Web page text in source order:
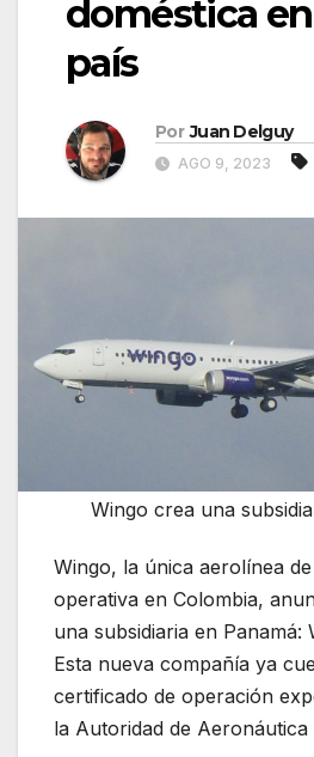
doméstica
país
Por Juan Delguy
AGO 9, 2023
Wingo crea una
Wingo, la única aerolínea
operativa en Colombia,
una subsidiaria en Panamá:
Esta nueva compañía ya
certificado de operación
la Autoridad de Aeronáutica